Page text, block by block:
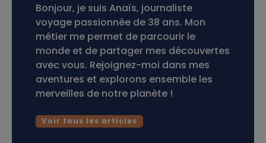
Bonjour, je suis Anaïs, journaliste
voyage passionnée de 38 ans. Mon
métier me permet de parcourir le
monde et de partager mes découvertes
avec vous. Rejoignez-moi dans mes
aventures et explorons ensemble les
merveilles de notre planète !
Voir tous les articles